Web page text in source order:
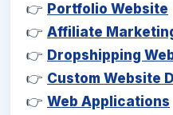
👉 Portfolio Website
👉 Affiliate
👉 Dropshipping
👉 Custom Website
👉 Web Applications